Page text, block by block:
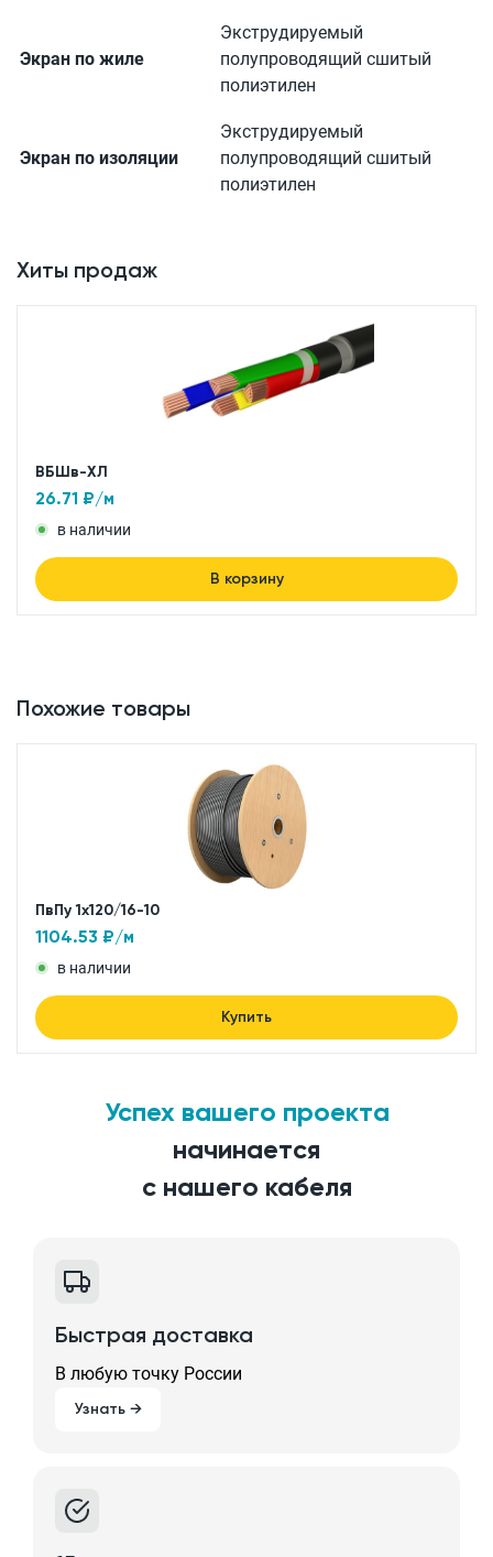
Экран по жиле
Экструдируемый
полупроводящий сшитый
полиэтилен
Экран по изоляции
Экструдируемый
полупроводящий сшитый
полиэтилен
Хиты продаж
ВБШв-ХЛ
26.71 ₽/м
в наличии
В корзину
Похожие товары
ПвПу 1x120/16-10
1104.53 ₽/м
в наличии
Купить
Успех вашего проекта
начинается
с нашего кабеля
Быстрая доставка
В любую точку России
Узнать →